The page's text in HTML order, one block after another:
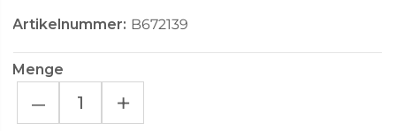
Artikelnummer: B672139
Menge
– +